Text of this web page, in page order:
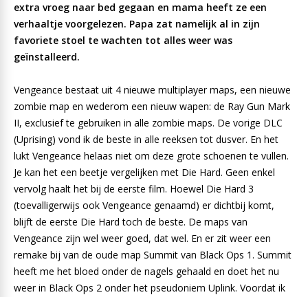
extra vroeg naar bed gegaan en mama heeft ze een
verhaaltje voorgelezen. Papa zat namelijk al in zijn
favoriete stoel te wachten tot alles weer was
geïnstalleerd.
Vengeance bestaat uit 4 nieuwe multiplayer maps, een nieuwe
zombie map en wederom een nieuw wapen: de Ray Gun Mark
II, exclusief te gebruiken in alle zombie maps. De vorige DLC
(Uprising) vond ik de beste in alle reeksen tot dusver. En het
lukt Vengeance helaas niet om deze grote schoenen te vullen.
Je kan het een beetje vergelijken met Die Hard. Geen enkel
vervolg haalt het bij de eerste film. Hoewel Die Hard 3
(toevalligerwijs ook Vengeance genaamd) er dichtbij komt,
blijft de eerste Die Hard toch de beste. De maps van
Vengeance zijn wel weer goed, dat wel. En er zit weer een
remake bij van de oude map Summit van Black Ops 1. Summit
heeft me het bloed onder de nagels gehaald en doet het nu
weer in Black Ops 2 onder het pseudoniem Uplink. Voordat ik